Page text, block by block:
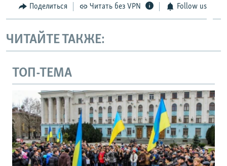
Поделиться Читать без VPN Follow us
ЧИТАЙТЕ ТАКЖЕ:
ТОП-ТЕМА